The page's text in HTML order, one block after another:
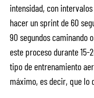
intensidad, con
hacer un sprint de 60
90 segundos caminando
este proceso durante
tipo de entrenamiento
máximo, es decir, que lo